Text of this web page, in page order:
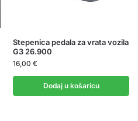
Stepenica pedala za vrata vozila
G3 26.900
16,00 €
Dodaj u košaricu